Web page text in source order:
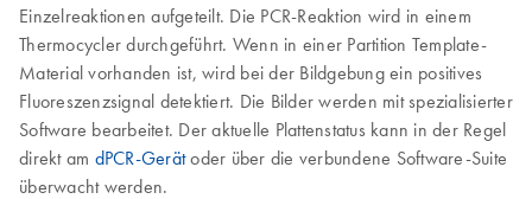
Einzelreaktionen aufgeteilt. Die PCR-Reaktion wird in einem
Thermocycler durchgeführt. Wenn in einer Partition Template-
Material vorhanden ist, wird bei der Bildgebung ein positives
Fluoreszenzsignal detektiert. Die Bilder werden mit spezialisierter
Software bearbeitet. Der aktuelle Plattenstatus kann in der Regel
direkt am dPCR-Gerätoder über die verbundene Software-Suite
überwacht werden.